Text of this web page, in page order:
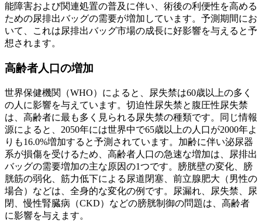
能障害および関連処置の普及に伴い、術後の利便性を高める
ための尿排出バッグの需要が増加しています。予測期間にお
いて、これは尿排出バッグ市場の成長に好影響を与えると予
想されます。
高齢者人口の増加
世界保健機関（WHO）によると、尿失禁は60歳以上の多く
の人に影響を与えています。切迫性尿失禁と腹圧性尿失禁
は、高齢者に最も多く見られる尿失禁の種類です。同じ情報
源によると、2050年には世界中で65歳以上の人口が2000年よ
りも16.0%増加すると予測されています。加齢に伴い泌尿器
系が損傷を受けるため、高齢者人口の急速な増加は、尿排出
バッグの需要増加の主な原因の1つです。膀胱壁の変化、膀
胱筋の弱化、筋力低下による尿道閉塞、前立腺肥大（男性の
場合）などは、全身的な変化の例です。尿漏れ、尿失禁、尿
閉、慢性腎臓病（CKD）などの膀胱制御の問題は、高齢者
に影響を与えます。